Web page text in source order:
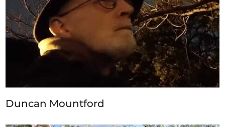
Duncan Mountford